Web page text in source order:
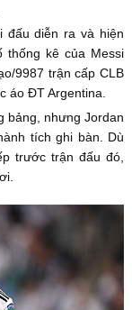
đấu diễn ra và hiện
thống kê của Messi
9987 trận cấp CLB
áo ĐT Argentina.
bảng, nhưng Jordan
tích ghi bàn. Dù
trước trận đấu đó,